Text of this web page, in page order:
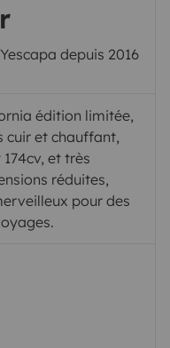
depuis 2016
édition limitée,
cuir et chauffant,
et très
réduites,
pour des